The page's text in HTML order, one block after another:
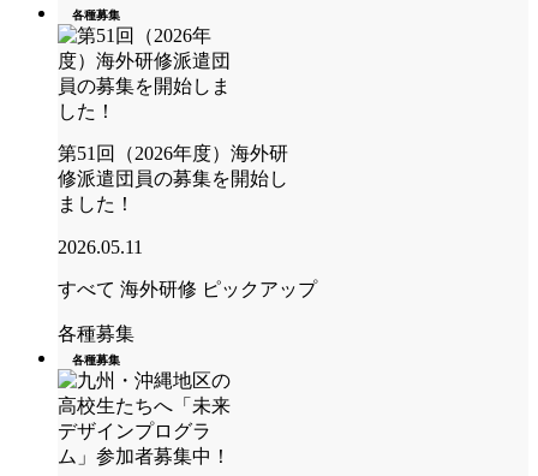
各種募集
第51回（2026年度）海外研
修派遣団員の募集を開始し
ました！
2026.05.11
すべて 海外研修 ピックアップ
各種募集
各種募集